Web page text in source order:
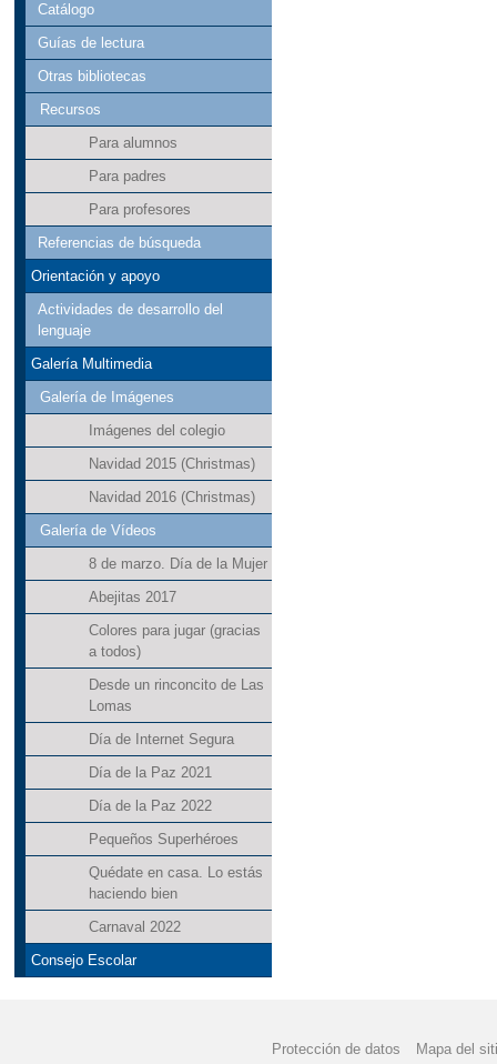
Catálogo
Guías de lectura
Otras bibliotecas
Recursos
Para alumnos
Para padres
Para profesores
Referencias de búsqueda
Orientación y apoyo
Actividades de desarrollo del
lenguaje
Galería Multimedia
Galería de Imágenes
Imágenes del colegio
Navidad 2015 (Christmas)
Navidad 2016 (Christmas)
Galería de Vídeos
8 de marzo. Día de la Mujer
Abejitas 2017
Colores para jugar (gracias
a todos)
Desde un rinconcito de Las
Lomas
Día de Internet Segura
Día de la Paz 2021
Día de la Paz 2022
Pequeños Superhéroes
Quédate en casa. Lo estás
haciendo bien
Carnaval 2022
Consejo Escolar
Protección de datos Mapa del